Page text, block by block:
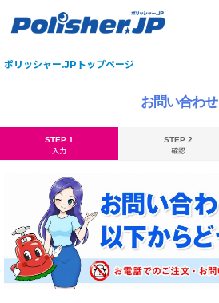
ポリッシャー.JPトップページ
お問い合わせ
STEP 1
入力
STEP 2
確認